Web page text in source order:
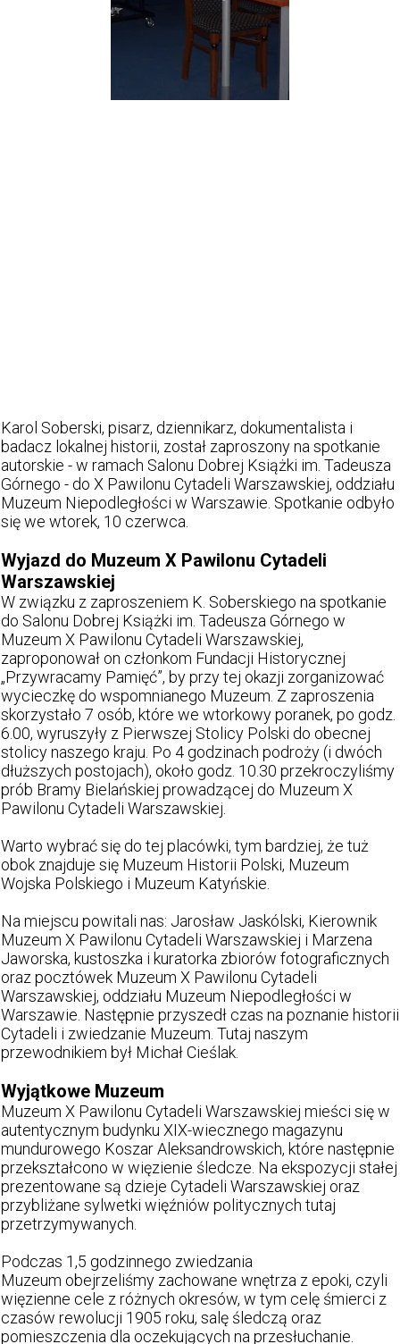
Karol Soberski, pisarz, dziennikarz, dokumentalista i
badacz lokalnej historii, został zaproszony na spotkanie
autorskie - w ramach Salonu Dobrej Książki im. Tadeusza
Górnego - do X Pawilonu Cytadeli Warszawskiej, oddziału
Muzeum Niepodległości w Warszawie. Spotkanie odbyło
się we wtorek, 10 czerwca.
Wyjazd do Muzeum X Pawilonu Cytadeli
Warszawskiej
W związku z zaproszeniem K. Soberskiego na spotkanie
do Salonu Dobrej Książki im. Tadeusza Górnego w
Muzeum X Pawilonu Cytadeli Warszawskiej,
zaproponował on członkom Fundacji Historycznej
„Przywracamy Pamięć”, by przy tej okazji zorganizować
wycieczkę do wspomnianego Muzeum. Z zaproszenia
skorzystało 7 osób, które we wtorkowy poranek, po godz.
6.00, wyruszyły z Pierwszej Stolicy Polski do obecnej
stolicy naszego kraju. Po 4 godzinach podroży (i dwóch
dłuższych postojach), około godz. 10.30 przekroczyliśmy
prób Bramy Bielańskiej prowadzącej do Muzeum X
Pawilonu Cytadeli Warszawskiej.
Warto wybrać się do tej placówki, tym bardziej, że tuż
obok znajduje się Muzeum Historii Polski, Muzeum
Wojska Polskiego i Muzeum Katyńskie.
Na miejscu powitali nas: Jarosław Jaskólski, Kierownik
Muzeum X Pawilonu Cytadeli Warszawskiej i Marzena
Jaworska, kustoszka i kuratorka zbiorów fotograficznych
oraz pocztówek Muzeum X Pawilonu Cytadeli
Warszawskiej, oddziału Muzeum Niepodległości w
Warszawie. Następnie przyszedł czas na poznanie historii
Cytadeli i zwiedzanie Muzeum. Tutaj naszym
przewodnikiem był Michał Cieślak.
Wyjątkowe Muzeum
Muzeum X Pawilonu Cytadeli Warszawskiej mieści się w
autentycznym budynku XIX-wiecznego magazynu
mundurowego Koszar Aleksandrowskich, które następnie
przekształcono w więzienie śledcze. Na ekspozycji stałej
prezentowane są dzieje Cytadeli Warszawskiej oraz
przybliżane sylwetki więźniów politycznych tutaj
przetrzymywanych.
Podczas 1,5 godzinnego zwiedzania
Muzeum obejrzeliśmy zachowane wnętrza z epoki, czyli
więzienne cele z różnych okresów, w tym celę śmierci z
czasów rewolucji 1905 roku, salę śledczą oraz
pomieszczenia dla oczekujących na przesłuchanie.